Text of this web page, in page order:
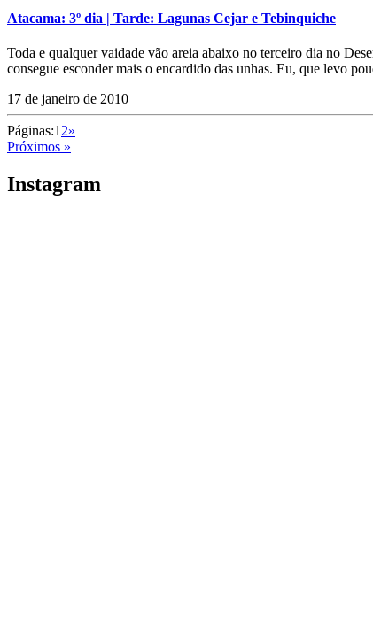
Atacama: 3º dia | Tarde: Lagunas Cejar e Tebinquiche
Toda e qualquer vaidade vão areia abaixo no terceiro dia no
consegue esconder mais o encardido das unhas. Eu, que levo
17 de janeiro de 2010
Páginas:1 2»
Próximos »
Instagram